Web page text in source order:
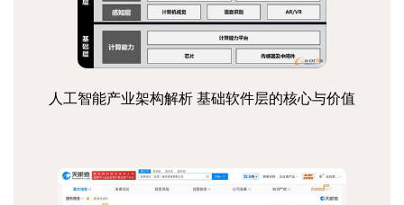
人工智能产业架构解析 基础软件层的核心与价值